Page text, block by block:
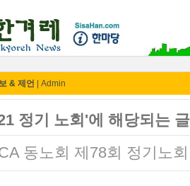
& 제언 Admin
정기 노회'에 해당되는
동노회 제78회 정기노